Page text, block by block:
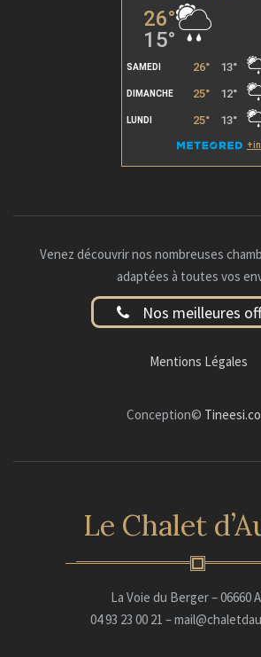
Venez découvrir nos nombreuses
adaptées à toutes vos
Nos meilleures
Mentions Légales
Conception©
Le Chalet
La Voie du Berger – 06660
04 93 23 00 21 –